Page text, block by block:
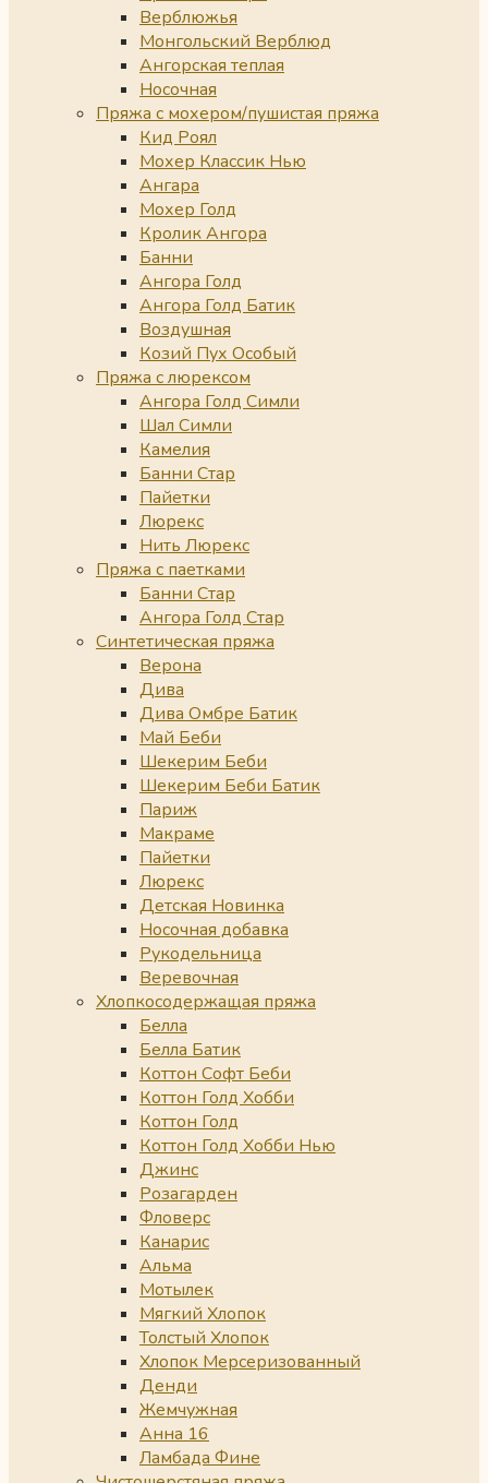
Верблюжья
Монгольский Верблюд
Ангорская теплая
Носочная
Пряжа с мохером/пушистая пряжа
Кид Роял
Мохер Классик Нью
Ангара
Мохер Голд
Кролик Ангора
Банни
Ангора Голд
Ангора Голд Батик
Воздушная
Козий Пух Особый
Пряжа с люрексом
Ангора Голд Симли
Шал Симли
Камелия
Банни Стар
Пайетки
Люрекс
Нить Люрекс
Пряжа с паетками
Банни Стар
Ангора Голд Стар
Синтетическая пряжа
Верона
Дива
Дива Омбре Батик
Май Беби
Шекерим Беби
Шекерим Беби Батик
Париж
Макраме
Пайетки
Люрекс
Детская Новинка
Носочная добавка
Рукодельница
Веревочная
Хлопкосодержащая пряжа
Белла
Белла Батик
Коттон Софт Беби
Коттон Голд Хобби
Коттон Голд
Коттон Голд Хобби Нью
Джинс
Розагарден
Фловерс
Канарис
Альма
Мотылек
Мягкий Хлопок
Толстый Хлопок
Хлопок Мерсеризованный
Денди
Жемчужная
Анна 16
Ламбада Фине